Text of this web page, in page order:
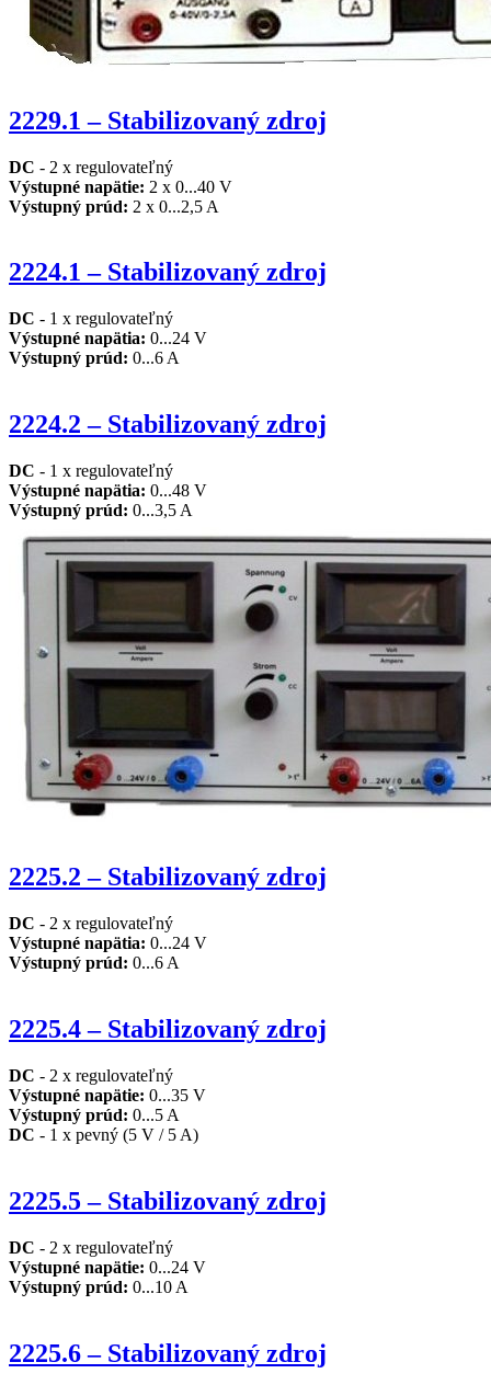
2229.1 – Stabilizovaný zdroj
DC - 2 x regulovateľný
Výstupné napätie: 2 x 0...40 V
Výstupný prúd: 2 x 0...2,5 A
2224.1 – Stabilizovaný zdroj
DC - 1 x regulovateľný
Výstupné napätia: 0...24 V
Výstupný prúd: 0...6 A
2224.2 – Stabilizovaný zdroj
DC - 1 x regulovateľný
Výstupné napätia: 0...48 V
Výstupný prúd: 0...3,5 A
2225.2 – Stabilizovaný zdroj
DC - 2 x regulovateľný
Výstupné napätia: 0...24 V
Výstupný prúd: 0...6 A
2225.4 – Stabilizovaný zdroj
DC - 2 x regulovateľný
Výstupné napätie: 0...35 V
Výstupný prúd: 0...5 A
DC - 1 x pevný (5 V / 5 A)
2225.5 – Stabilizovaný zdroj
DC - 2 x regulovateľný
Výstupné napätie: 0...24 V
Výstupný prúd: 0...10 A
2225.6 – Stabilizovaný zdroj